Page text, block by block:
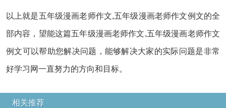
以上就是五年级漫画老师作文,五年级漫画老师作文例文的全
部内容，望能这篇五年级漫画老师作文,五年级漫画老师作文
例文可以帮助您解决问题，能够解决大家的实际问题是非常
好学习网一直努力的方向和目标。
相关推荐